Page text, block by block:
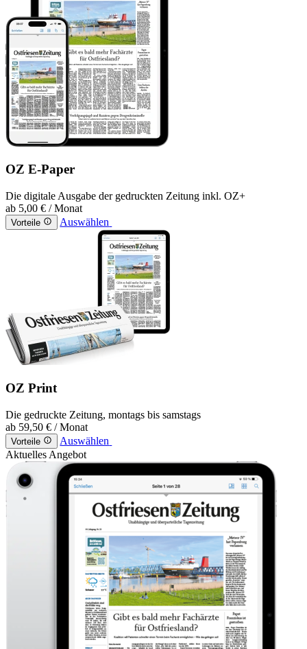
OZ E-Paper
Die digitale Ausgabe der gedruckten Zeitung inkl. OZ+
ab 5,00 € / Monat
Vorteile Auswählen
OZ Print
Die gedruckte Zeitung, montags bis samstags
ab 59,50 € / Monat
Vorteile
Auswählen
Aktuelles Angebot